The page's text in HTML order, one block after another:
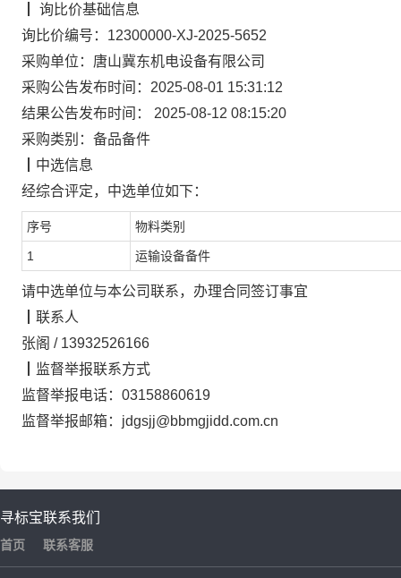
询比价基础信息
询比价编号： 12300000-XJ-2025-5652
采购单位： 唐山冀东机电设备有限公司
采购公告发布时间： 2025-08-01 15:31:12
结果公告发布时间：
2025-08-12 08:15:20
采购类别： 备品备件
中选信息
经综合评定， 中选单位如下：
序号 物料类别
1 运输设备备件
请中选单位与本公司联系，办理合同签订事宜
联系人
张阁 / 13932526166
监督举报联系方式
监督举报电话： 03158860619
监督举报邮箱： jdgsjj@bbmgjidd.com.cn
寻标宝
首页
联系我们
联系客服